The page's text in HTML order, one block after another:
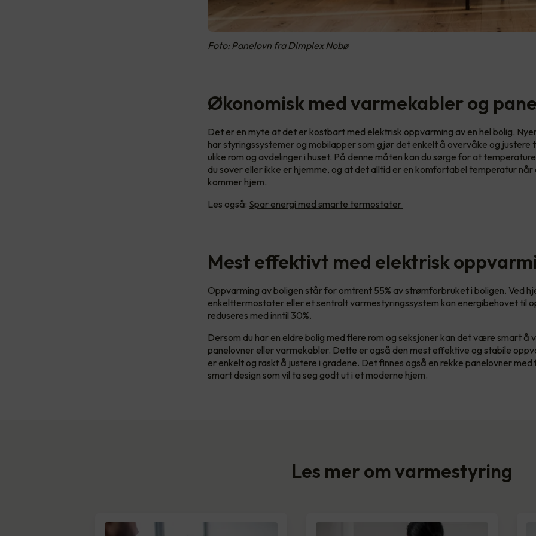
Foto: Panelovn fra Dimplex Nobø
Økonomisk med varmekabler og
Det er en myte at det er kostbart med elektrisk oppvarming av en hel bolig.
har styringssystemer og mobilapper som gjør det enkelt å overvåke og justere
ulike rom og avdelinger i huset. På denne måten kan du sørge for at
du sover eller ikke er hjemme, og at det alltid er en komfortabel temperatur når
kommer hjem.
Les også: Spar energi med smarte termostater
Mest effektivt med elektrisk
Oppvarming av boligen står for omtrent 55% av strømforbruket i boligen. Ved
enkelttermostater eller et sentralt varmestyringssystem kan energibehovet til
reduseres med inntil 30%.
Dersom du har en eldre bolig med flere rom og seksjoner kan det være smart å
panelovner eller varmekabler. Dette er også den mest effektive og stabile
er enkelt og raskt å justere i gradene. Det finnes også en rekke panelovner
smart design som vil ta seg godt ut i et moderne hjem.
Les mer om varmestyring